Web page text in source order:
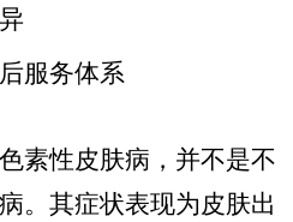
服务体系
素性皮肤病，并不是不
。其症状表现为皮肤出